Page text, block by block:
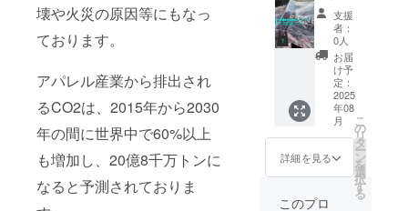
壊や火災の原因等にもなっ
ております。
アパレル産業から排出され
るCO2は、2015年から2030
年の間に世界中で60%以上
も増加し、20億8千万トンに
なると予測されておりま
どんな
色・柄
の巾着
ミニ
バッグ
が届く
のか、
ワクワ
クしな
待ちい
ただけ
アップ
たせた
エコ
バッグ
です。
お買い
物やお
散歩な
ちょっ
とした
シーン
バッグ
部分の
たて
25cm）
内側に
アップ
サイク
ル生地
ならで
はの色
や柄感
を活か
グを入
お任せ
応援プ
ラン】
女性ス
タッフ
お任せ
で出来
上がっ
たアッ
プサイ
クル生
地にて
作成す
る
支援
者：
0人
お届
け予
定：
2025
年08
月
詳細を見る
こ
の
リ
タ
ー
ン
を
選
択
す
る
このプロ